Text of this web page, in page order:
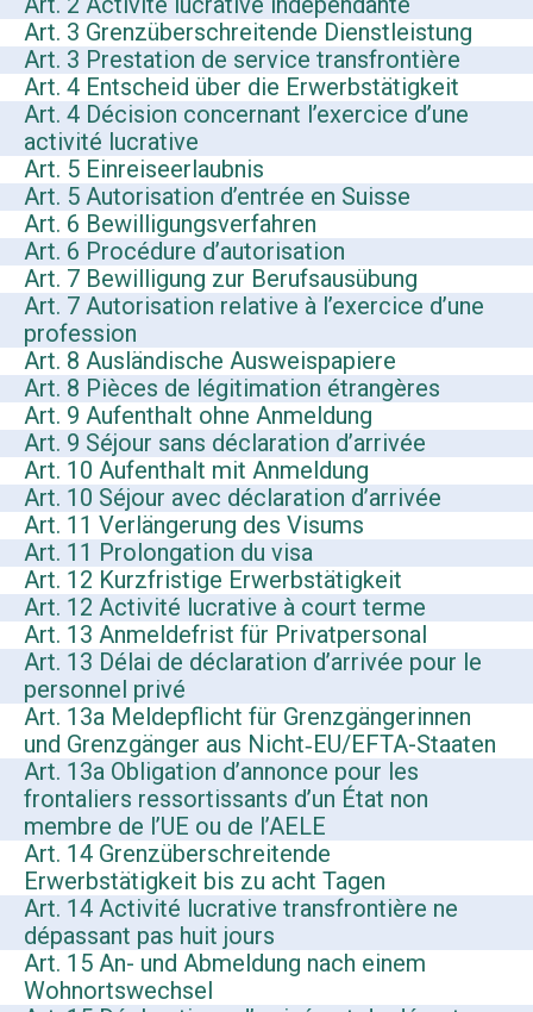
Art. 3 Grenzüberschreitende Dienstleistung
Art. 3 Prestation de service transfrontière
Art. 4 Entscheid über die Erwerbstätigkeit
Art. 4 Décision concernant l’exercice d’une
activité lucrative
Art. 5 Einreiseerlaubnis
Art. 5 Autorisation d’entrée en Suisse
Art. 6 Bewilligungsverfahren
Art. 6 Procédure d’autorisation
Art. 7 Bewilligung zur Berufsausübung
Art. 7 Autorisation relative à l’exercice d’une
profession
Art. 8 Ausländische Ausweispapiere
Art. 8 Pièces de légitimation étrangères
Art. 9 Aufenthalt ohne Anmeldung
Art. 9 Séjour sans déclaration d’arrivée
Art. 10 Aufenthalt mit Anmeldung
Art. 10 Séjour avec déclaration d’arrivée
Art. 11 Verlängerung des Visums
Art. 11 Prolongation du visa
Art. 12 Kurzfristige Erwerbstätigkeit
Art. 12 Activité lucrative à court terme
Art. 13 Anmeldefrist für Privatpersonal
Art. 13 Délai de déclaration d’arrivée pour le
personnel privé
Art. 13a Meldepflicht für Grenzgängerinnen
und Grenzgänger aus Nicht‑EU/EFTA-Staaten
Art. 13a Obligation d’annonce pour les
frontaliers ressortissants d’un État non
membre de l’UE ou de l’AELE
Art. 14 Grenzüberschreitende
Erwerbstätigkeit bis zu acht Tagen
Art. 14 Activité lucrative transfrontière ne
dépassant pas huit jours
Art. 15 An- und Abmeldung nach einem
Wohnortswechsel